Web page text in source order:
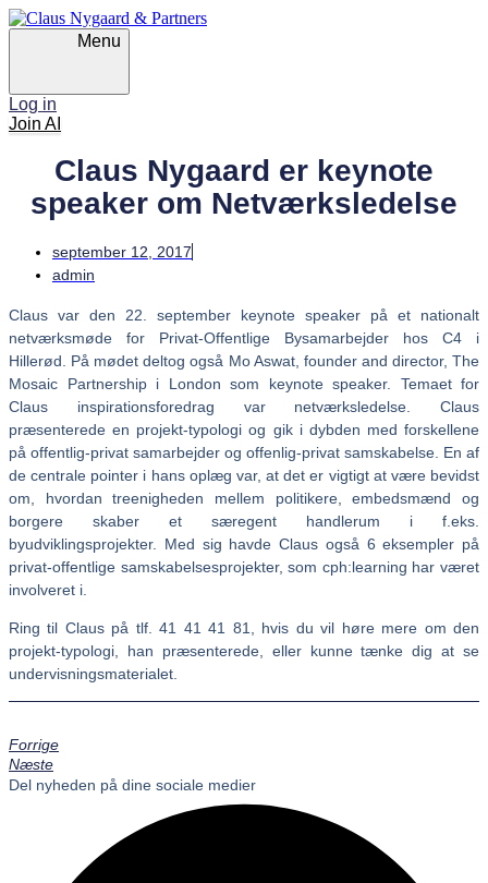
Skip
links
Skip
to
Skip
to
content
Menu
Log in
Join AI
Claus Nygaard er keynote
speaker om Netværksledelse
september 12, 2017
admin
Claus var den 22. september keynote speaker på et nationalt
netværksmøde for Privat-Offentlige Bysamarbejder hos C4 i
Hillerød. På mødet deltog også Mo Aswat, founder and director, The
Mosaic Partnership i London som keynote speaker. Temaet for
Claus inspirationsforedrag var netværksledelse. Claus
præsenterede en projekt-typologi og gik i dybden med forskellene
på offentlig-privat samarbejder og offenlig-privat samskabelse. En af
de centrale pointer i hans oplæg var, at det er vigtigt at være bevidst
om, hvordan treenigheden mellem politikere, embedsmænd og
borgere skaber et særegent handlerum i f.eks.
byudviklingsprojekter. Med sig havde Claus også 6 eksempler på
privat-offentlige samskabelsesprojekter, som cph:learning har været
involveret i.
Ring til Claus på tlf. 41 41 41 81, hvis du vil høre mere om den
projekt-typologi, han præsenterede, eller kunne tænke dig at se
undervisningsmaterialet.
Forrige
Næste
Del nyheden på dine sociale medier